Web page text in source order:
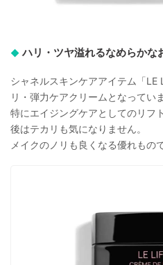
ハリ・ツヤ溢れるなめらかな
シャネルスキンケアアイテム「LE
リ・弾力ケアクリームとなっていま
特にエイジングケアとしてのリフ
後はテカリも気になりません。
メイクのノリも良くなる優れもので